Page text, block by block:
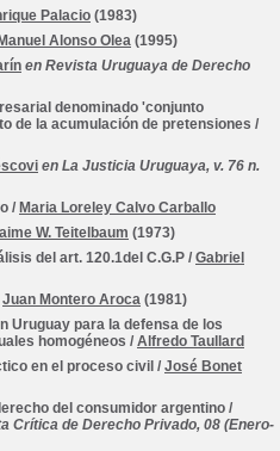
Palacio (1983)
Manuel Alonso Olea (1995)
en Revista Uruguaya de Derecho
denominado 'conjunto
de la acumulación de pretensiones /
en La Justicia Uruguaya, v. 76 n.
/ Maria Loreley Calvo Carballo
W. Teitelbaum (1973)
del art. 120.1del C.G.P / Gabriel
Juan Montero Aroca (1981)
Uruguay para la defensa de los
homogéneos / Alfredo Taullard
en el proceso civil / José Bonet
del consumidor argentino /
Crítica de Derecho Privado, 08 (Enero-